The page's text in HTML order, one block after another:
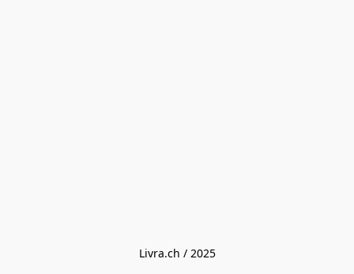
Livra.ch / 2025